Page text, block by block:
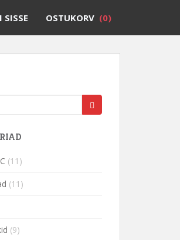
SISSE OSTUKORV (0)
(11)
(11)
(9)